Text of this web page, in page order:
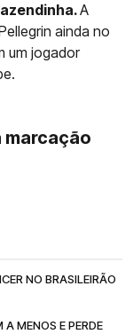
A
ainda no
um jogador
marcação
NO BRASILEIRÃO
MENOS E PERDE